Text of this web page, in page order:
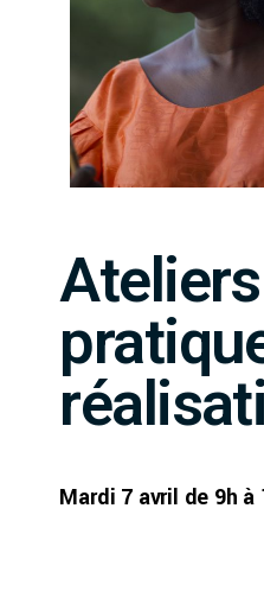
Ateliers
Mardi 7 avril de 9h à